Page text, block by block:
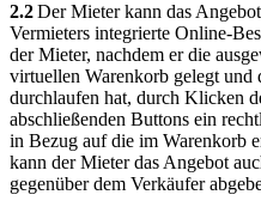
2.2Der Mieter kann das
Vermieters integrierte Online-
der Mieter, nachdem er die
virtuellen Warenkorb gelegt und
durchlaufen hat, durch Klicken
abschließenden Buttons ein
in Bezug auf die im Warenkorb
kann der Mieter das Angebot
gegenüber dem Verkäufer